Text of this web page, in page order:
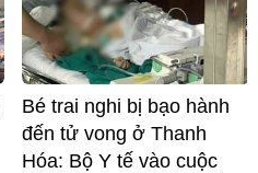
Bé trai nghi bị bạo hành
đến tử vong ở Thanh
Hóa: Bộ Y tế vào cuộc